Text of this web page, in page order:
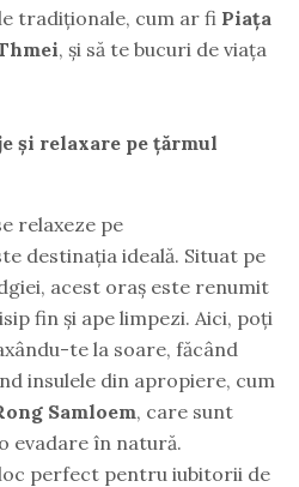
tradiționale, cum ar fi Piața
, și să te bucuri de viața
și relaxare pe țărmul
relaxeze pe
destinația ideală. Situat pe
acest oraș este renumit
fin și ape limpezi. Aici, poți
te la soare, făcând
insulele din apropiere, cum
Samloem, care sunt
evadare în natură.
loc perfect pentru iubitorii de